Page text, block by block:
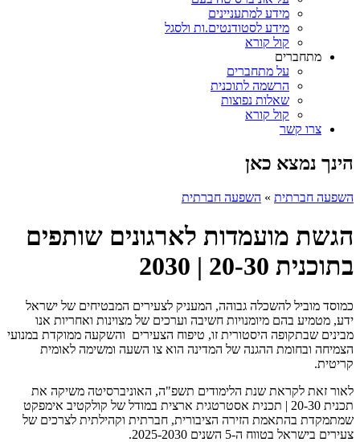
מידע למתעניינים
מידע לסטודנטים.ות ולסגל
קול קורא
מתחברים
על מתחברים
הרשמה לתוכנית
שאלות נפוצות
קול קורא
צרו קשר
הינך נמצא כאן
השפעה חברתית » השפעה חברתית
הגשת מועמדות לארגונים שותפים
בתוכנית 20-30 | 2030
כמוסד מוביל להשכלה גבוהה, המעניק לצעירים המבטיחים של ישראל
ידע, מטמיע בהם מיומנויות חשיבה וערכים של מצוינות ואחריות אנו
מבינים שבתקופה היסטורית זו, טיפוח הצעירים והשקעה ממוקדת במנועי
הצמיחה ובחומת ההגנה של המדינה הוא צו השעה ומשימה לאומית
קריטית.
לאור זאת לקראת שנת הלימודים תשפ"ה, האוניברסיטה משיקה את
תכנית 20-30 | תכנית אסטרטגית ארצית במודל של קולקטיב אימפקט
שמתמקדת בהתאמת הזירה הציבורית, חברתית וקהילתית לצרכים של
צעירים בישראל בטווח ה-5 השנים 2025-2030.